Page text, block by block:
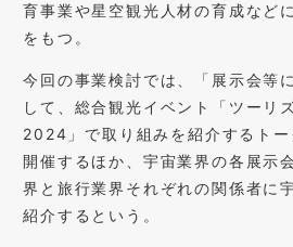
育事業や星空観光人材の育成など
をもつ。
今回の事業検討では、「展示会等
して、総合観光イベント「ツーリ
2024」で取り組みを紹介するト
開催するほか、宇宙業界の各展示
界と旅行業界それぞれの関係者に
紹介するという。